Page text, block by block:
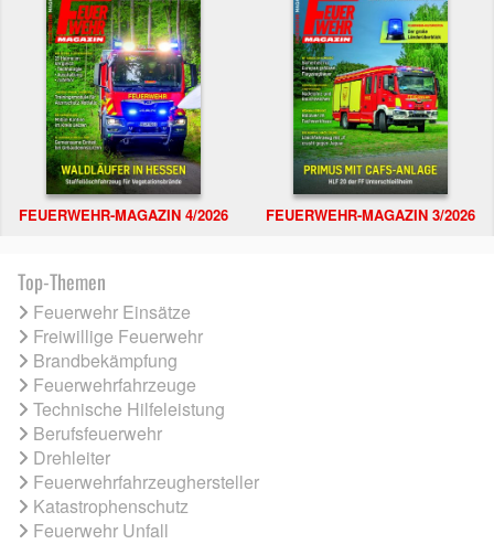
FEUERWEHR-MAGAZIN 4/2026 FEUERWEHR-MAGAZIN 3/2026
Top-Themen
Feuerwehr Einsätze
Freiwillige Feuerwehr
Brandbekämpfung
Feuerwehrfahrzeuge
Technische Hilfeleistung
Berufsfeuerwehr
Drehleiter
Feuerwehrfahrzeughersteller
Katastrophenschutz
Feuerwehr Unfall